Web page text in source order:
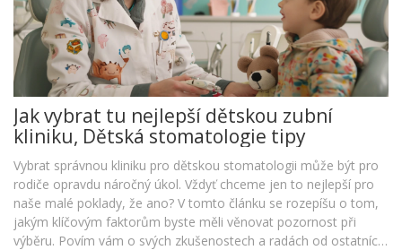
Jak vybrat tu nejlepší dětskou zubní
kliniku, Dětská stomatologie tipy
Vybrat správnou kliniku pro dětskou stomatologii může být pro
rodiče opravdu náročný úkol. Vždyť chceme jen to nejlepší pro
naše malé poklady, že ano? V tomto článku se rozepíšu o tom,
jakým klíčovým faktorům byste měli věnovat pozornost při
výběru. Povím vám o svých zkušenostech a radách od ostatních